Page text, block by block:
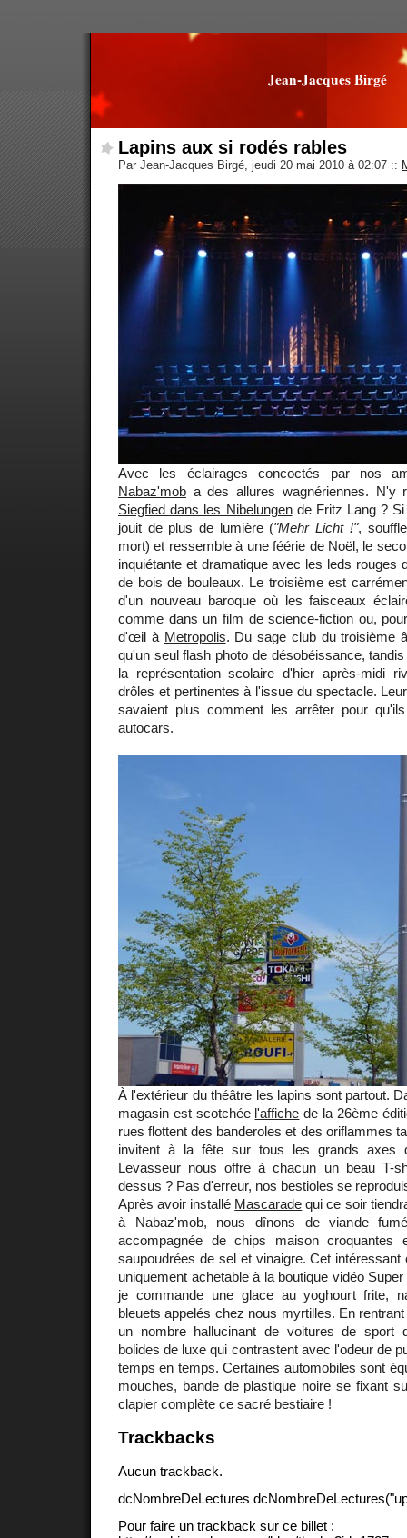
Jean-Jacques Birgé
Lapins aux si rodés rables
Par Jean-Jacques Birgé, jeudi 20 mai 2010 à 02:07 ::
Avec les éclairages concoctés par nos
Nabaz'mob a des allures wagnériennes. N'y
Siegfied dans les Nibelungende Fritz Lang ? Si
jouit de plus de lumière ("Mehr Licht !",
mort) et ressemble à une féérie de Noël, le
inquiétante et dramatique avec les leds rouges
de bois de bouleaux. Le troisième est
d'un nouveau baroque où les faisceaux
comme dans un film de science-fiction ou,
d'œil à Metropolis. Du sage club du troisième
qu'un seul flash photo de désobéissance,
la représentation scolaire d'hier après-midi
drôles et pertinentes à l'issue du spectacle.
savaient plus comment les arrêter pour
autocars.
À l'extérieur du théâtre les lapins sont partout.
magasin est scotchée l'affiche de la 26ème
rues flottent des banderoles et des oriflammes
invitent à la fête sur tous les grands axes
Levasseur nous offre à chacun un beau T-
dessus ? Pas d'erreur, nos bestioles se
Après avoir installé Mascarade qui ce soir
à Nabaz'mob, nous dînons de viande
accompagnée de chips maison
saupoudrées de sel et vinaigre. Cet
uniquement achetable à la boutique vidéo
je commande une glace au yoghourt frite,
bleuets appelés chez nous myrtilles. En
un nombre hallucinant de voitures de sport
bolides de luxe qui contrastent avec l'odeur de
temps en temps. Certaines automobiles sont
mouches, bande de plastique noire se fixant
clapier complète ce sacré bestiaire !
Trackbacks
Aucun trackback.
dcNombreDeLectures
Pour faire un trackback sur ce billet :